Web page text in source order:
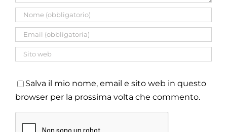
Salva il mio nome, email e sito web in questo
browser per la prossima volta che commento.